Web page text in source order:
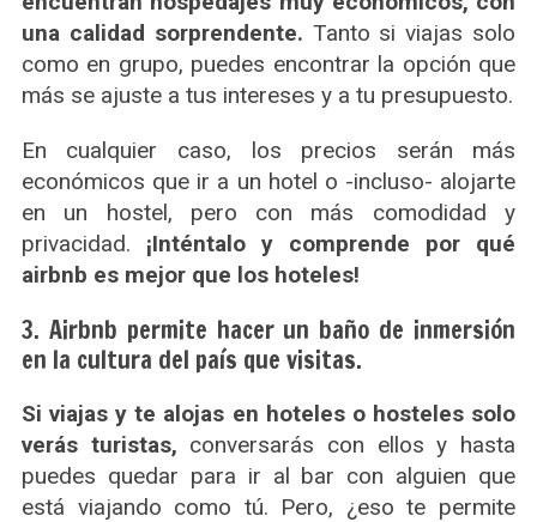
una calidad sorprendente. Tanto si viajas solo
como en grupo, puedes encontrar la opción que
más se ajuste a tus intereses y a tu presupuesto.
En cualquier caso, los precios serán más
económicos que ir a un hotel o -incluso- alojarte
en un hostel, pero con más comodidad y
privacidad. ¡Inténtalo y comprende por qué
airbnb es mejor que los hoteles!
3. Airbnb permite hacer un baño de inmersión
en la cultura del país que visitas.
Si viajas y te alojas en hoteles o hosteles solo
verás turistas, conversarás con ellos y hasta
puedes quedar para ir al bar con alguien que
está viajando como tú. Pero, ¿eso te permite